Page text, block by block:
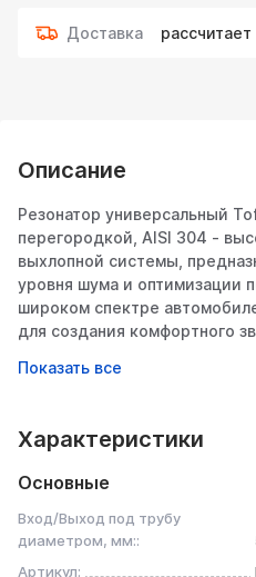
Доставка
Описание
Резонатор универсальный
перегородкой, AISI 304 -
выхлопной системы,
уровня шума и оптимизации
широком спектре
для создания комфортного
противодавлении.
AISI 304, что обеспечивает
даже в условиях
резонатора используется
толщиной 1,5 мм. В
Характеристики
Основные
Вход/Выход под трубу
диаметром, мм::
Артикул: